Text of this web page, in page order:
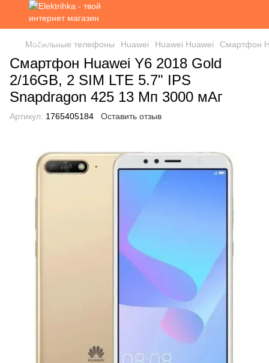
Мобильные телефоны Huawei Huawei Huawei Смартфон
Смартфон Huawei Y6 2018 Gold
2/16GB, 2 SIM LTE 5.7" IPS
Snapdragon 425 13 Мп 3000 мАг
Артикул: 1765405184 Оставить отзыв